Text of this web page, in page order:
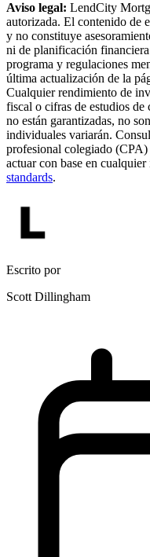
Aviso legal: LendCity
autorizada. El contenido de
y no constituye
ni de planificación
programa y regulaciones
última actualización de la
Cualquier rendimiento de
fiscal o cifras de estudios
no están garantizadas, no
individuales variarán.
profesional colegiado
actuar con base en
standards.
Escrito por
Scott Dillingham